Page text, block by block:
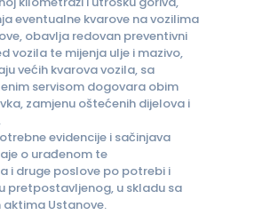
eventualne kvarove na vozilima
obavlja redovan preventivni
vozila te mijenja ulje i mazivo,
većih kvarova vozila, sa
servisom dogovara obim
zamjenu oštećenih dijelova i
evidencije i sačinjava
o urađenom te
i druge poslove po potrebi i
pretpostavljenog, u skladu sa
aktima Ustanove.